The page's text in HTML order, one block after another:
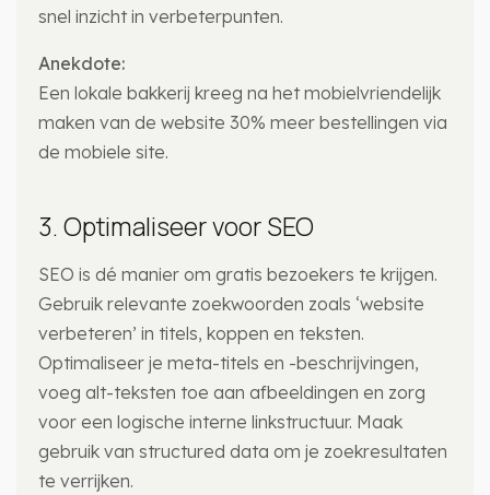
snel inzicht in verbeterpunten.
Anekdote:
Een lokale bakkerij kreeg na het mobielvriendelijk
maken van de website 30% meer bestellingen via
de mobiele site.
3. Optimaliseer voor SEO
SEO is dé manier om gratis bezoekers te krijgen.
Gebruik relevante zoekwoorden zoals ‘website
verbeteren’ in titels, koppen en teksten.
Optimaliseer je meta-titels en -beschrijvingen,
voeg alt-teksten toe aan afbeeldingen en zorg
voor een logische interne linkstructuur. Maak
gebruik van structured data om je zoekresultaten
te verrijken.